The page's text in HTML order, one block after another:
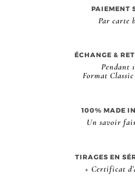
PAIEMENT
Par carte
ÉCHANGE &
Pendant
Format
100% MADE
Un savoir
TIRAGES EN
+ Certificat